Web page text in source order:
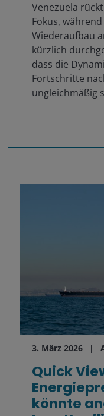
Venezuela
Fokus,
Wiederaufbau
kürzlich
dass die
Fortschritte
ungleichmäßig
3. März 2026
Quick
könnte